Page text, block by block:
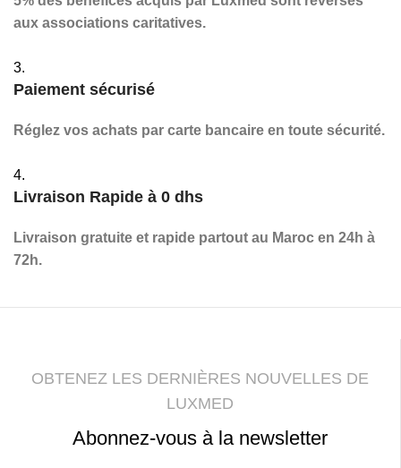
aux associations caritatives.
3.
Paiement sécurisé
Réglez vos achats par carte bancaire en toute sécurité.
4.
Livraison Rapide à 0 dhs
Livraison gratuite et rapide partout au Maroc en 24h à
72h.
OBTENEZ LES DERNIÈRES NOUVELLES DE
LUXMED
Abonnez-vous à la newsletter